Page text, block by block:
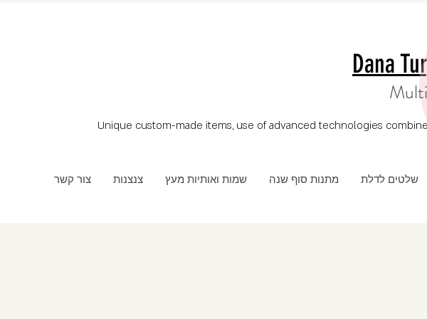
Dana
Unique custom-made items, use of advanced technologies
צור קשר צנצנות שמות ואותיות מעץ מתנות סוף שנה שלטים לדלת